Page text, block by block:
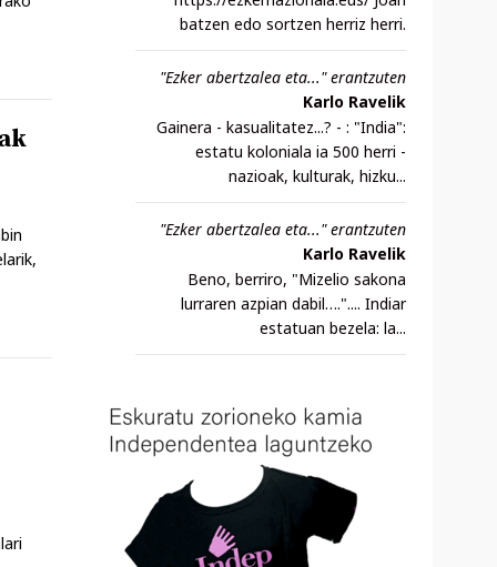
batzen edo sortzen herriz herri.
"Ezker abertzalea eta..." erantzuten
Karlo Ravelik
Gainera - kasualitatez...? - : "India":
estatu koloniala ia 500 herri -
nazioak, kulturak, hizku...
"Ezker abertzalea eta..." erantzuten
Karlo Ravelik
Beno, berriro, "Mizelio sakona
lurraren azpian dabil….".... Indiar
estatuan bezela: la...